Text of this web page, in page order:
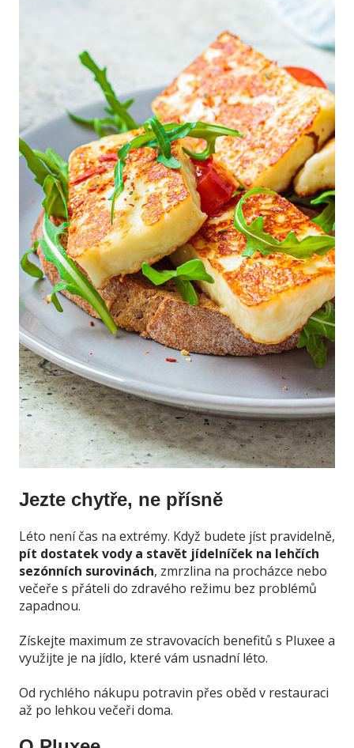
Jezte chytře, ne přísně
Léto není čas na extrémy. Když budete jíst pravidelně,
pít dostatek vody a stavět jídelníček na lehčích
sezónních surovinách, zmrzlina na procházce nebo
večeře s přáteli do zdravého režimu bez problémů
zapadnou.
Získejte maximum ze stravovacích benefitů s Pluxee a
využijte je na jídlo, které vám usnadní léto.
Od rychlého nákupu potravin přes oběd v restauraci
až po lehkou večeři doma.